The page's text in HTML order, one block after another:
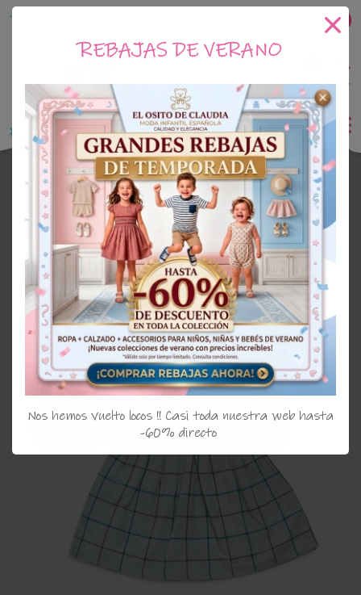
El Osito de Claudia
Tu tienda online de Moda Infantil
0€
Outlet Niña
OUTLET
60%
REBAJAS DE VERANO
Nos hemos vuelto locos !! Casi toda nuestra web hasta
-60% directo